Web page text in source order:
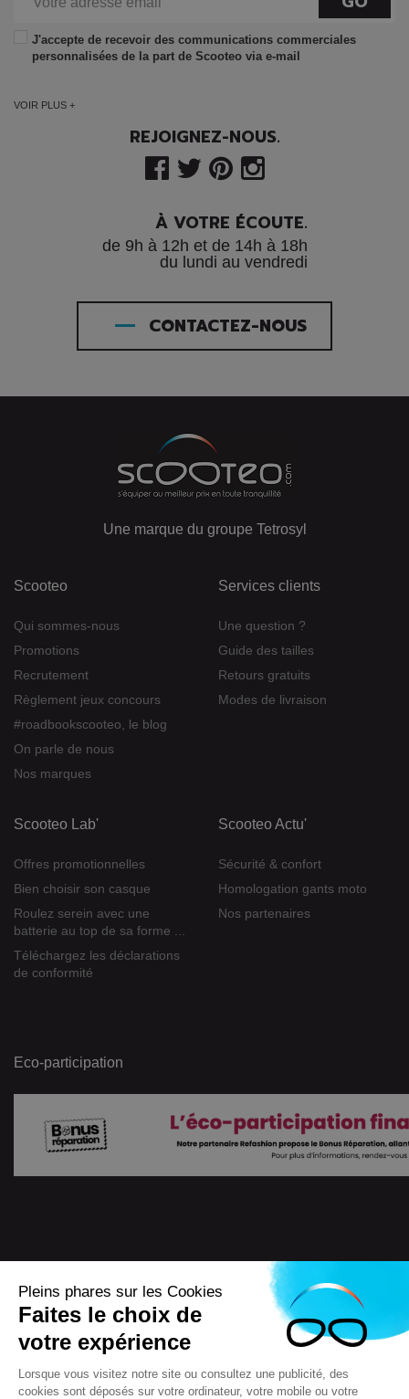
J'accepte de recevoir des communications commerciales
personnalisées de la part de Scooteo via e-mail
VOIR PLUS +
REJOIGNEZ-NOUS.
À VOTRE ÉCOUTE.
de 9h à 12h et de 14h à 18h
du lundi au vendredi
CONTACTEZ-NOUS
Une marque du groupe Tetrosyl
Scooteo
Qui sommes-nous
Promotions
Recrutement
Règlement jeux concours
#roadbookscooteo, le blog
On parle de nous
Nos marques
Services clients
Une question ?
Guide des tailles
Retours gratuits
Modes de livraison
Scooteo Lab'
Offres promotionnelles
Bien choisir son casque
Roulez serein avec une
batterie au top de sa forme ...
Téléchargez les déclarations
de conformité
Scooteo Actu'
Sécurité & confort
Homologation gants moto
Nos partenaires
Eco-participation
Pleins phares sur les Cookies
Faites le choix de
votre expérience
Lorsque vous visitez notre site ou consultez une publicité, des
cookies sont déposés sur votre ordinateur, votre mobile ou votre